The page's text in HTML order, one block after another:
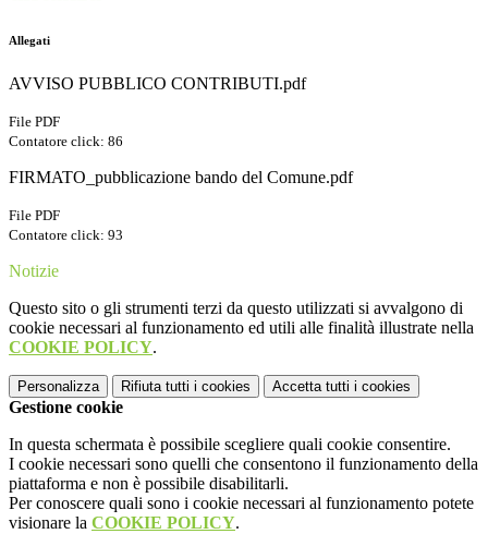
Allegati
AVVISO PUBBLICO CONTRIBUTI.pdf
File PDF
Contatore click: 86
FIRMATO_pubblicazione bando del Comune.pdf
File PDF
Contatore click: 93
Notizie
Questo sito o gli strumenti terzi da questo utilizzati si avvalgono di
cookie necessari al funzionamento ed utili alle finalità illustrate nella
COOKIE POLICY.
Personalizza Rifiuta tutti i cookies Accetta tutti i cookies
Gestione cookie
In questa schermata è possibile scegliere quali cookie consentire.
I cookie necessari sono quelli che consentono il funzionamento della
piattaforma e non è possibile disabilitarli.
Per conoscere quali sono i cookie necessari al funzionamento potete
visionare la COOKIE POLICY.